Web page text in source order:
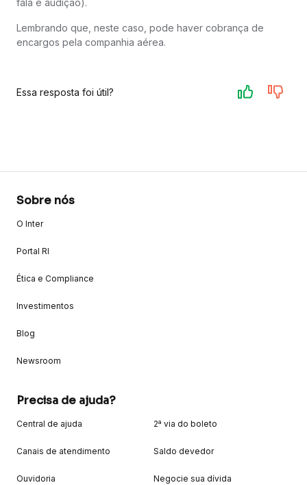
fala e audição).
Lembrando que, neste caso, pode haver cobrança de
encargos pela companhia aérea.
Essa resposta foi útil?
Sobre nós
O Inter
Portal RI
Ética e Compliance
Investimentos
Blog
Newsroom
Precisa de ajuda?
Central de ajuda
Canais de atendimento
Ouvidoria
2ª via do boleto
Saldo devedor
Negocie sua dívida